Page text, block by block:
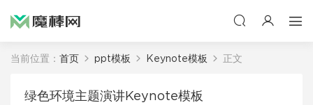
当前位置： 首页 ppt模板 Keynote模板 正文
绿色环境主题演讲Keynote模板